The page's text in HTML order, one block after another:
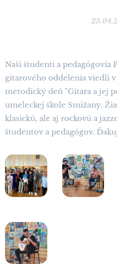
Naši študenti a pedagógovia
gitarového oddelenia viedli
metodický deň "Gitara a jej
umeleckej škole Smižany.
klasickú, ale aj rockovú a
študentov a pedagógov.